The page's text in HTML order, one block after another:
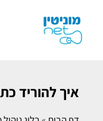
איך להוריד